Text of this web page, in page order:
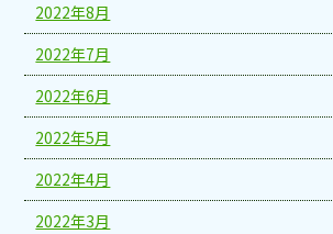
2022年8月
2022年7月
2022年6月
2022年5月
2022年4月
2022年3月